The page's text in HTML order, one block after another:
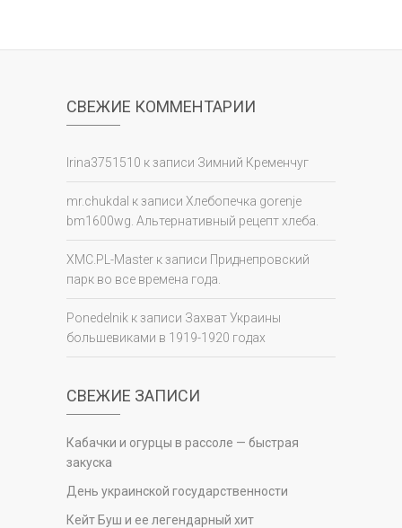
СВЕЖИЕ КОММЕНТАРИИ
Irina3751510 к записи Зимний Кременчуг
mr.chukdal к записи Хлебопечка gorenje
bm1600wg. Альтернативный рецепт хлеба.
XMC.PL-Master к записи Приднепровский
парк во все времена года.
Ponedelnik к записи Захват Украины
большевиками в 1919-1920 годах
СВЕЖИЕ ЗАПИСИ
Кабачки и огурцы в рассоле — быстрая
закуска
День украинской государственности
Кейт Буш и ее легендарный хит